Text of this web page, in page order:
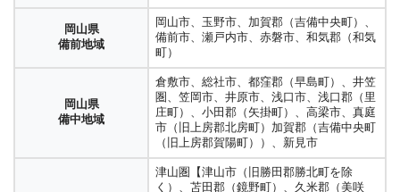
岡山県
備前地域
岡山市、玉野市、加賀郡（吉備中央町）、
備前市、瀬戸内市、赤磐市、和気郡（和気
町）
岡山県
備中地域
倉敷市、総社市、都窪郡（早島町）、井笠
圏、笠岡市、井原市、浅口市、浅口郡（里
庄町）、小田郡（矢掛町）、高梁市、真庭
市（旧上房郡北房町）加賀郡（吉備中央町
（旧上房郡賀陽町））、新見市
津山圏【津山市（旧勝田郡勝北町を除
く）、苫田郡（鏡野町）、久米郡（美咲